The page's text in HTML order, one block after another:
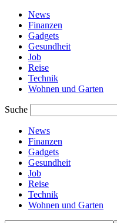
News
Finanzen
Gadgets
Gesundheit
Job
Reise
Technik
Wohnen und Garten
Suche
News
Finanzen
Gadgets
Gesundheit
Job
Reise
Technik
Wohnen und Garten